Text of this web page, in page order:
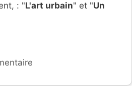
: "L'art urbain" et "Un